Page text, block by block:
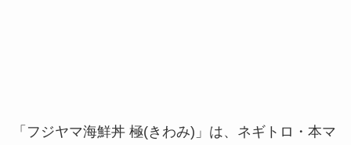
「フジヤマ海鮮丼 極(きわみ)」は、ネギトロ・本マ